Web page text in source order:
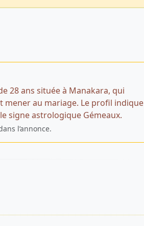
28 ans située à Manakara, qui
au mariage. Le profil indique
signe astrologique Gémeaux.
l’annonce.